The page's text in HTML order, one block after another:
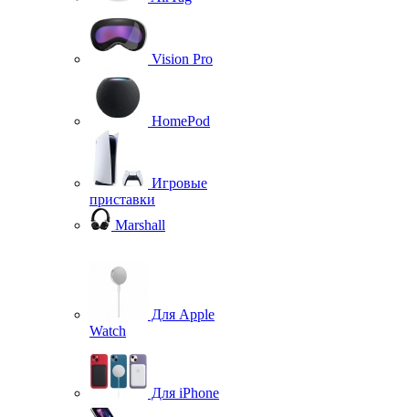
Vision Pro
HomePod
Игровые
приставки
Marshall
Для Apple
Watch
Для iPhone